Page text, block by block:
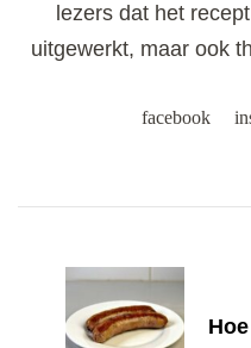
lezers dat het
uitgewerkt, maar ook
facebook
Navigation